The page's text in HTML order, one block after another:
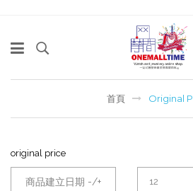
首頁 Original
original price
商品建立日期 -/+